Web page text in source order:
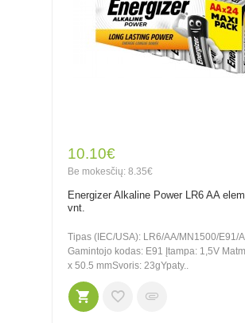
10.10€
Be mokesčių: 8.35€
Energizer Alkaline Power LR6 AA
vnt.
Tipas (IEC/USA): LR6/AA/MN1500/E91/
Gamintojo kodas: E91 Įtampa: 1,5V
x 50.5 mmSvoris: 23gYpaty..